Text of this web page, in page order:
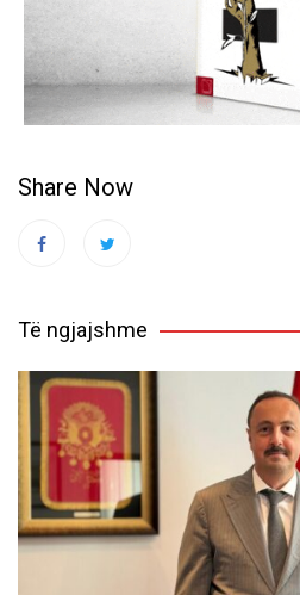
Share Now
Të ngjajshme